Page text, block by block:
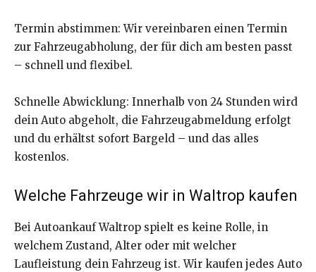
Termin abstimmen: Wir vereinbaren einen Termin
zur Fahrzeugabholung, der für dich am besten passt
– schnell und flexibel.
Schnelle Abwicklung: Innerhalb von 24 Stunden wird
dein Auto abgeholt, die Fahrzeugabmeldung erfolgt
und du erhältst sofort Bargeld – und das alles
kostenlos.
Welche Fahrzeuge wir in Waltrop kaufen
Bei Autoankauf Waltrop spielt es keine Rolle, in
welchem Zustand, Alter oder mit welcher
Laufleistung dein Fahrzeug ist. Wir kaufen jedes Auto